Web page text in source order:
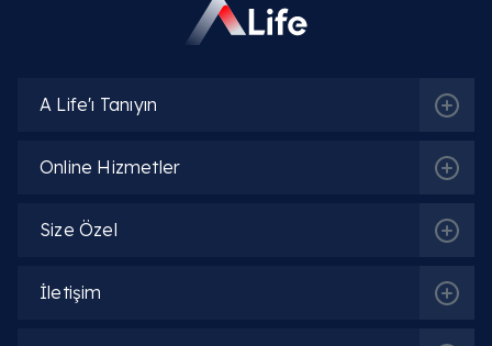
A Life'ı Tanıyın
Online Hizmetler
Size Özel
İletişim